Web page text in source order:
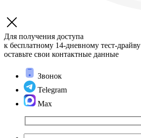
Для получения доступа
к бесплатному 14-дневному тест-драйву
оставьте свои контактные данные
Звонок
Telegram
Max